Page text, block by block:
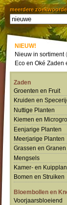
meerdere
NIEUW!
Nieuw in sortiment
Eco en Oké Zaden
Zaden
Groenten en Fruit
Kruiden en
Nuttige Planten
Kiemen en
Eenjarige Planten
Meerjarige Planten
Grassen en Granen
Mengsels
Kamer- en
Bomen en Struiken
Bloembollen en
Voorjaarsbloeiend